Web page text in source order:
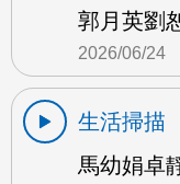
郭月英劉
2026/06/24
生活掃描
馬幼娟卓